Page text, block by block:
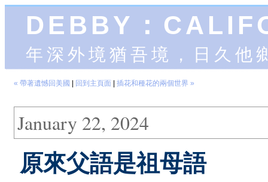
DEBBY：
年深外境猶吾境，日久
« 帶著遺憾回美國 回到主頁面 插花和種花的兩個世界 »
January 22, 2024
原來父語是祖母語